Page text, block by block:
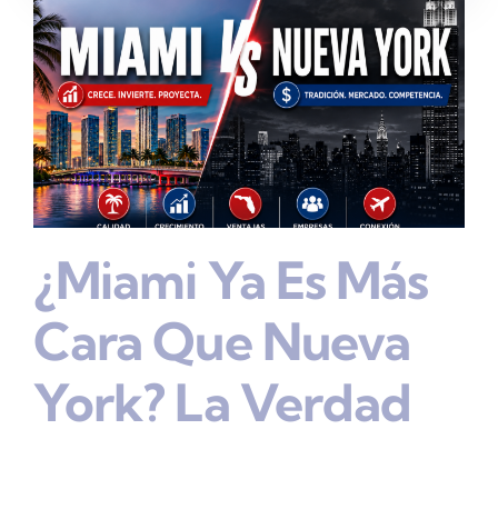
¿Miami Ya Es Más
Cara Que Nueva
York? La Verdad